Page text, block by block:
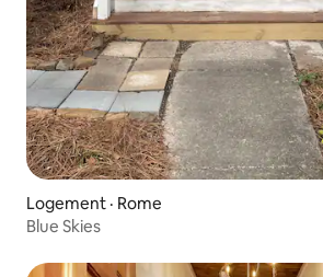
Logement · Rome
Blue Skies